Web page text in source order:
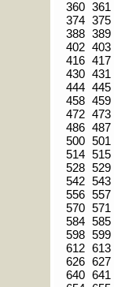
360 361
374 375
388 389
402 403
416 417
430 431
444 445
458 459
472 473
486 487
500 501
514 515
528 529
542 543
556 557
570 571
584 585
598 599
612 613
626 627
640 641